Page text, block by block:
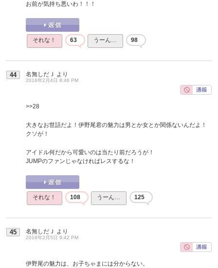
お前が気持ち悪いわ！！！
それな！ 63 うーん… 98
44 名無しだＪ より
2016年2月4日 8:46 PM
>>28
大きなお世話だよ！伊野尾君の魅力は男とか女とか関係ないんだよ！
クソが！
アイドル何だから可愛いのは当たり前だろうが！
JUMPのファンじゃなければレスするな！
それな！ 108 うーん… 125
45 名無しだＪ より
2016年2月5日 9:42 PM
伊野尾の魅力は、お子ちゃまには分からない。